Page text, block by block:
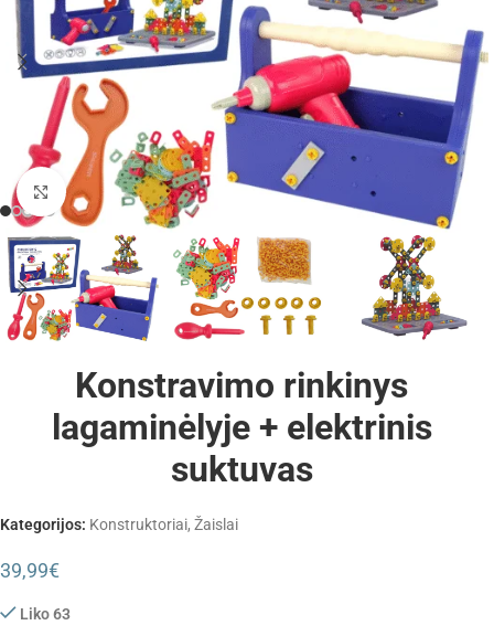
Padidinti
Konstravimo rinkinys
lagaminėlyje + elektrinis
suktuvas
Kategorijos: Konstruktoriai, Žaislai
39,99€
Liko 63